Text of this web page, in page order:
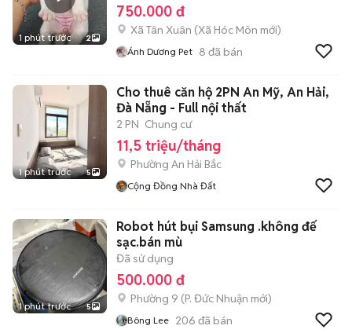
1 phút trước 2
750.000 đ
Xã Tân Xuân (Xã Hóc Môn mới)
Ánh Dương Pet 8 đã bán
1 phút trước 5
Cho thuê căn hộ 2PN An Mỹ, An Hải,
Đà Nẵng - Full nội thất
2 PN Chung cư
11,5 triệu/tháng
Phường An Hải Bắc
Cộng Đồng Nhà Đất
1 phút trước 5
Robot hút bụi Samsung .không đế
sạc.bán mù
Đã sử dụng
500.000 đ
Phường 9 (P. Đức Nhuận mới)
Bông Lee 206 đã bán